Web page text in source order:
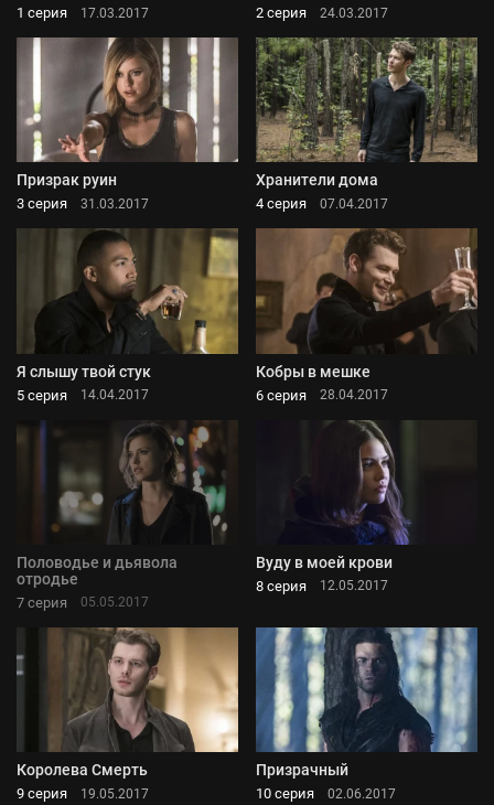
1 серия 17.03.2017 2 серия 24.03.2017
Призрак руин
3 серия 31.03.2017
Хранители дома
4 серия 07.04.2017
Я слышу твой стук
5 серия 14.04.2017
Кобры в мешке
6 серия 28.04.2017
Половодье и дьявола
отродье
7 серия 05.05.2017
Вуду в моей крови
8 серия 12.05.2017
Королева Смерть
9 серия 19.05.2017
Призрачный
10 серия 02.06.2017